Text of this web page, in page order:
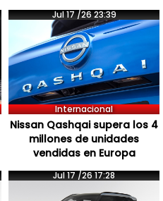
Jul 17 /26 23:39
Internacional
Nissan Qashqai supera los 4
millones de unidades
vendidas en Europa
Jul 17 /26 17:28